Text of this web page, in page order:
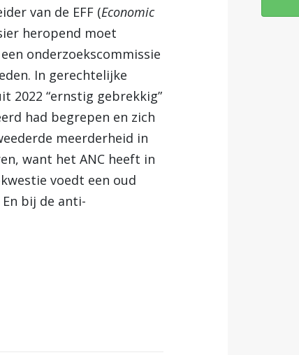
van de EFF (Economic
heropend moet
onderzoekscommissie
In gerechtelijke
2022 “ernstig gebrekkig”
had begrepen en zich
meerderheid in
want het ANC heeft in
voedt een oud
bij de anti-